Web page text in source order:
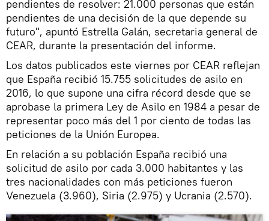
pendientes de resolver: 21.000 personas que están
pendientes de una decisión de la que depende su
futuro", apuntó Estrella Galán, secretaria general de
CEAR, durante la presentación del informe.
Los datos publicados este viernes por CEAR reflejan
que España recibió 15.755 solicitudes de asilo en
2016, lo que supone una cifra récord desde que se
aprobase la primera Ley de Asilo en 1984 a pesar de
representar poco más del 1 por ciento de todas las
peticiones de la Unión Europea.
En relación a su población España recibió una
solicitud de asilo por cada 3.000 habitantes y las
tres nacionalidades con más peticiones fueron
Venezuela (3.960), Siria (2.975) y Ucrania (2.570).